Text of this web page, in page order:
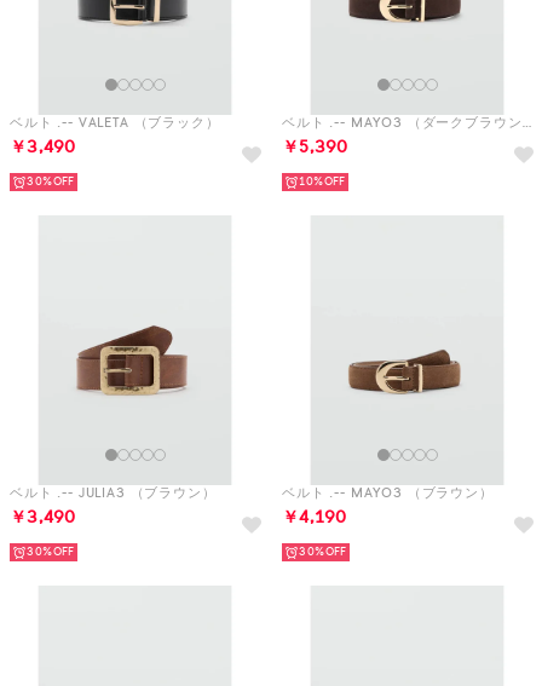
ベルト .-- VALETA （ブラック）
￥3,490
30%
ベルト .-- MAYO3 （ダークブラウン）
￥5,390
10%
ベルト .-- JULIA3 （ブラウン）
￥3,490
30%
ベルト .-- MAYO3 （ブラウン）
￥4,190
30%